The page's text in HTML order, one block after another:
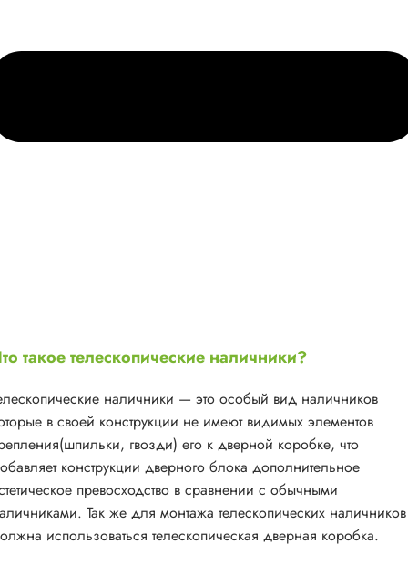
такое телескопические наличники?
наличники — это особый вид наличников
в своей конструкции не имеют видимых элементов
гвозди) его к дверной коробке, что
конструкции дверного блока дополнительное
превосходство в сравнении с обычными
Так же для монтажа телескопических наличников
использоваться телескопическая дверная коробка.